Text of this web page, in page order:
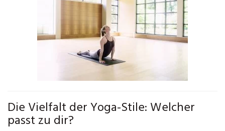
Die Vielfalt der Yoga-Stile: Welcher
passt zu dir?